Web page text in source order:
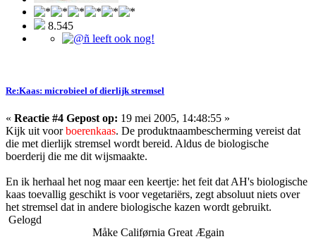
8.545
Re:Kaas: microbieel of dierlijk stremsel
« Reactie #4 Gepost op: 19 mei 2005, 14:48:55 »
Kijk uit voorboerenkaas. De produktnaambescherming vereist dat
die met dierlijk stremsel wordt bereid. Aldus de biologische
boerderij die me dit wijsmaakte.
En ik herhaal het nog maar een keertje: het feit dat AH's biologische
kaas toevallig geschikt is voor vegetariërs, zegt absoluut niets over
het stremsel dat in andere biologische kazen wordt gebruikt.
Gelogd
Måke Califørnia Great Ægain